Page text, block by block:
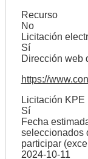
Recurso
No
Licitación
Sí
Dirección web
https://
Licitación KPE
Sí
Fecha
seleccionados
participar
2024-10-11